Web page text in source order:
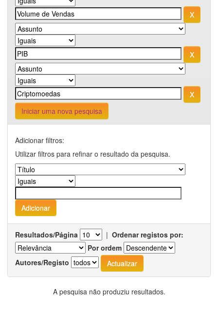
Iniciar uma nova pesquisa
Adicionar filtros:
Utilizar filtros para refinar o resultado da pesquisa.
Resultados/Página | Ordenar registos por:
Por ordem
Autores/Registo
A pesquisa não produziu resultados.